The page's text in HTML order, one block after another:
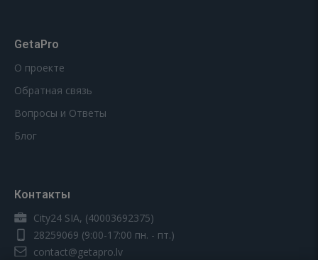
GetaPro
О проекте
Обратная связь
Вопросы и Ответы
Блог
Контакты
City24 SIA, (40003692375)
28259069 (9:00-17:00 пн. - пт.)
contact@getapro.lv